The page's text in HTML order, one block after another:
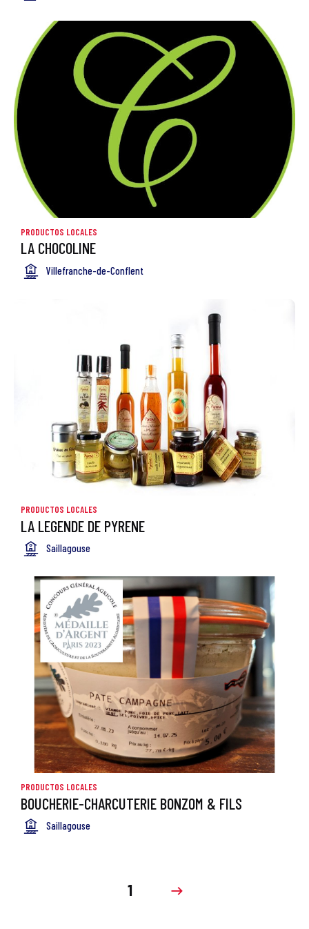
PRODUCTOS LOCALES
LA CHOCOLINE
Villefranche-de-Conflent
PRODUCTOS LOCALES
LA LEGENDE DE PYRENE
Saillagouse
PRODUCTOS LOCALES
BOUCHERIE-CHARCUTERIE BONZOM & FILS
Saillagouse
1